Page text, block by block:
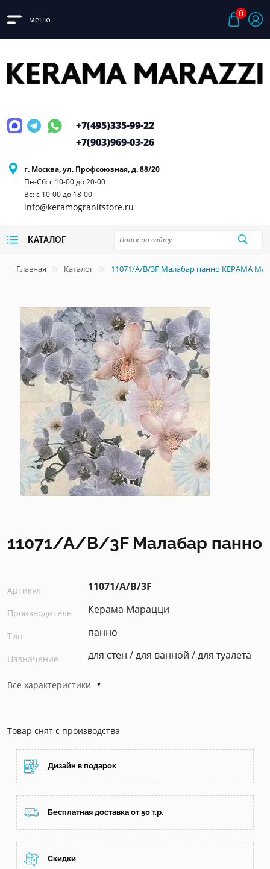
меню
0
г. Москва, ул. Профсоюзная, д. 88/20
Пн-Сб: с 10-00 до 20-00
Вс: с 10-00 до 18-00
info@keramogranitstore.ru
+7(495)335-99-22
+7(903)969-03-26
КАТАЛОГ
Главная Каталог 11071/A/B/3F Малабар панно КЕРАМА
11071/A/B/3F Малабар панно
Артикул 11071/A/B/3F
Производитель Керама Марацци
Тип панно
Назначение для стен / для ванной / для туалета
Все характеристики
Товар снят с производства
Дизайн в подарок
Бесплатная доставка от 50 т.р.
Скидки